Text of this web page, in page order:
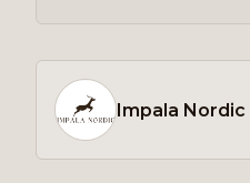
Impala Nordic